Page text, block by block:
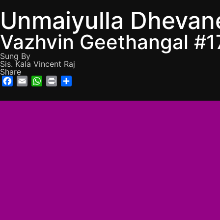
Unmaiyulla
Vazhvin Geethangal
Sung By
Sis. Kala Vincent Raj
Share
Facebook
Email WhatsApp
Print